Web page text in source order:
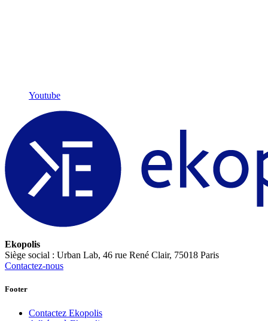
Youtube
Ekopolis
Siège social : Urban Lab, 46 rue René Clair, 75018 Paris
Contactez-nous
Footer
Contactez Ekopolis